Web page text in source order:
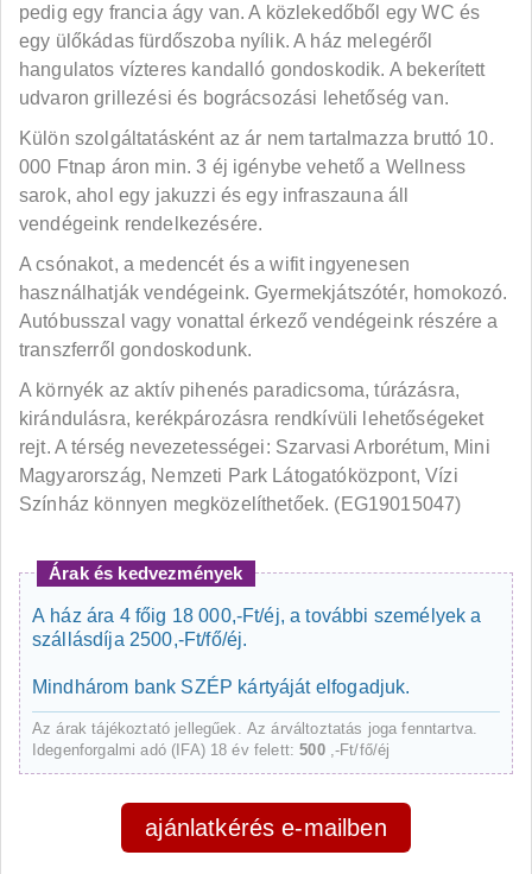
pedig egy francia ágy van. A közlekedőből egy WC és
egy ülőkádas fürdőszoba nyílik. A ház melegéről
hangulatos vízteres kandalló gondoskodik. A bekerített
udvaron grillezési és bográcsozási lehetőség van.
Külön szolgáltatásként az ár nem tartalmazza bruttó 10.
000 Ftnap áron min. 3 éj igénybe vehető a Wellness
sarok, ahol egy jakuzzi és egy infraszauna áll
vendégeink rendelkezésére.
A csónakot, a medencét és a wifit ingyenesen
használhatják vendégeink. Gyermekjátszótér, homokozó.
Autóbusszal vagy vonattal érkező vendégeink részére a
transzferről gondoskodunk.
A környék az aktív pihenés paradicsoma, túrázásra,
kirándulásra, kerékpározásra rendkívüli lehetőségeket
rejt. A térség nevezetességei: Szarvasi Arborétum, Mini
Magyarország, Nemzeti Park Látogatóközpont, Vízi
Színház könnyen megközelíthetőek. (EG19015047)
Árak és kedvezmények
A ház ára 4 főig 18 000,-Ft/éj, a további személyek a
szállásdíja 2500,-Ft/fő/éj.
Mindhárom bank SZÉP kártyáját elfogadjuk.
Az árak tájékoztató jellegűek. Az árváltoztatás joga fenntartva.
Idegenforgalmi adó (IFA) 18 év felett:500 ,-Ft/fő/éj
ajánlatkérés e-mailben